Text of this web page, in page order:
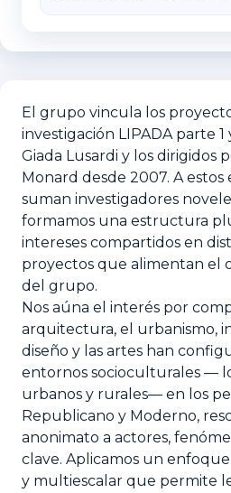
El grupo vincula los
investigación LIPADA parte
Giada Lusardi y los dirigidos
Monard desde 2007. A estos
suman investigadores
formamos una estructura
intereses compartidos en
proyectos que alimentan el
del grupo.
Nos aúna el interés por
arquitectura, el urbanismo,
diseño y las artes han
entornos socioculturales —
urbanos y rurales— en los
Republicano y Moderno,
anonimato a actores,
clave. Aplicamos un
y multiescalar que permite